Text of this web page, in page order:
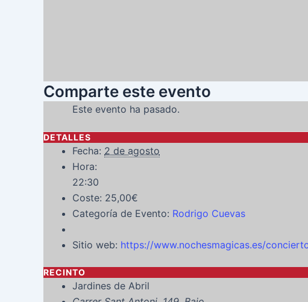
Comparte este evento
Este evento ha pasado.
DETALLES
Fecha: 2 de agosto
Hora:
22:30
Coste: 25,00€
Categoría de Evento: Rodrigo Cuevas
Sitio web: https://www.nochesmagicas.es/
RECINTO
Jardines de Abril